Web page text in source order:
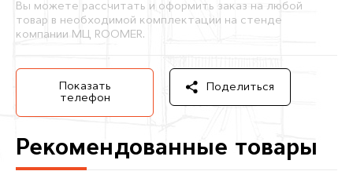
Вы можете рассчитать и оформить заказ на любой
товар в необходимой комплектации на стенде
компании МЦ ROOMER.
Показать
телефон
Поделиться
Рекомендованные товары